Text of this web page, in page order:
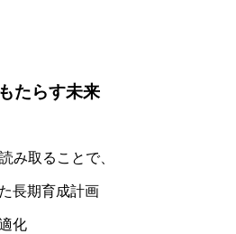
たらす未来
み取ることで、
長期育成計画
化